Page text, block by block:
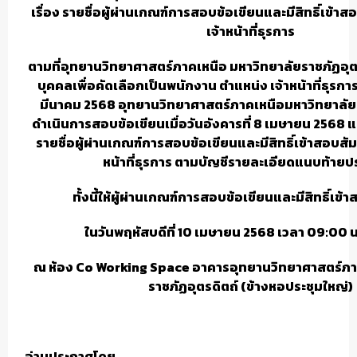
เรื่อง รายชื่อผู้ผ่านเกณฑ์การสอบข้อเขียนและมีสิทธิ์เข้า
เจ้าหน้าที่ธุรการ
ตามที่อุทยานวิทยาศาสตร์ภาคเหนือ มหาวิทยาลัยราชภัฏอุ
บุคคลเพื่อคัดเลือกเป็นพนักงาน ตำแหน่ง เจ้าหน้าที่ธุรกา
มีนาคม 2568 อุทยานวิทยาศาสตร์ภาคเหนือมหาวิทยาลั
ดำเนินการสอบข้อเขียนเมื่อวันอังคารที่ 8 เมษายน 2568
รายชื่อผู้ผ่านเกณฑ์การสอบข้อเขียนและมีสิทธิ์เข้าสอบสั
หน้าที่ธุรการ ตามบัญชีรายละเอียดแนบท้ายป
ทั้งนี้ให้ผู้ผ่านเกณฑ์การสอบข้อเขียนและมีสิทธิ์เข้
ในวันพฤหัสบดีที่ 10 เมษายน 2568 เวลา 09:00
ณ ห้อง Co Working Space อาคารอุทยานวิทยาศาสตร์ภ
ราชภัฏอุตรดิตถ์ (ข้างหอประชุมใหญ่)